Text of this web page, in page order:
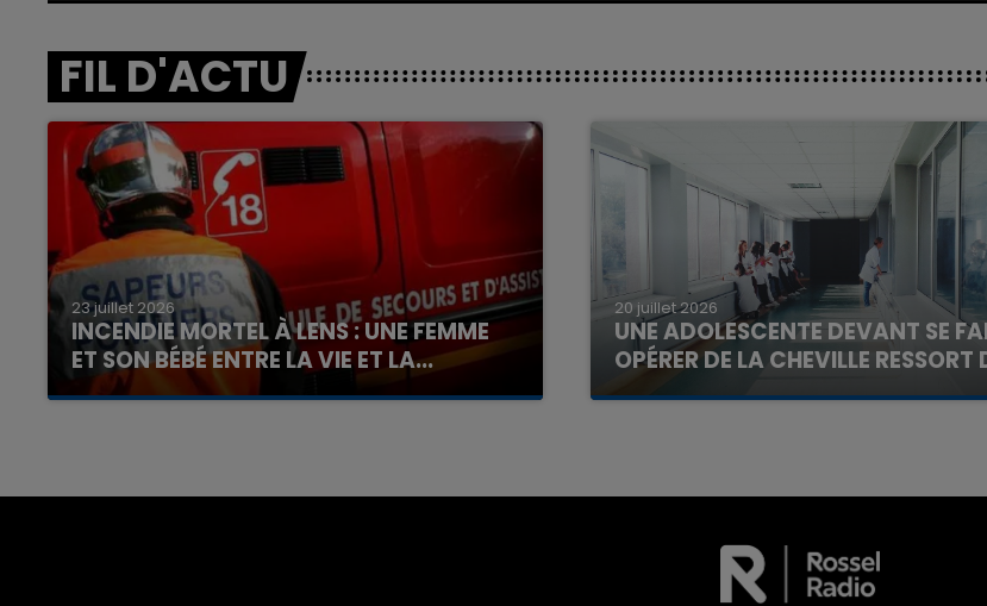
FIL D'ACTU
23 juillet 2026
INCENDIE MORTEL À LENS : UNE FEMME
ET SON BÉBÉ ENTRE LA VIE ET LA...
Un homme s'est immolé par le feu après avoir
20 juillet 2026
UNE ADOLESCENTE DEVANT SE
OPÉRER DE LA CHEVILLE RESSORT
La famille a porté plainte contre la